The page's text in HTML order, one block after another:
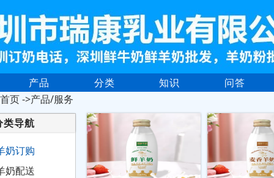
产品 分类 知识
问答
首页->产品/服务
类导航
奶订购
奶配送